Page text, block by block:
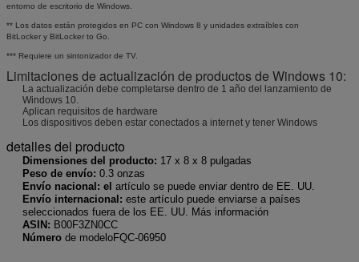
entorno de escritorio de Windows.
** Los datos están protegidos en PC con Windows 8 y unidades extraíbles con
BitLocker y BitLocker to Go.
*** Requiere un sintonizador de TV.
Limitaciones de actualización de productos de Windows 10:
La actualización debe completarse dentro de 1 año del lanzamiento de
Windows 10.
Aplican requisitos de hardware
Los dispositivos deben estar conectados a internet y tener Windows
detalles del producto
Dimensiones del producto: 17 x 8 x 8 pulgadas
Peso de envío: 0.3 onzas
Envío nacional: el artículo se puede enviar dentro de EE. UU.
Envío internacional: este artículo puede enviarse a países
seleccionados fuera de los EE. UU. Más información
ASIN: B00F3ZN0CC
Número de modeloFQC-06950